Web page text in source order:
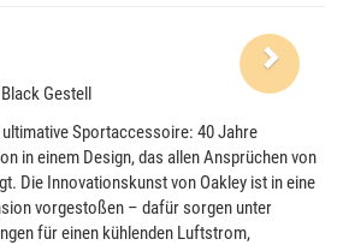
Next
Gestell
Sportaccessoire: 40 Jahre
in einem Design, das allen Ansprüchen von
Die Innovationskunst von Oakley ist in eine
vorgestoßen – dafür sorgen unter
für einen kühlenden Luftstrom,